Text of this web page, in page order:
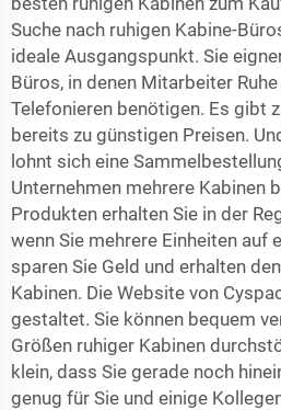
Suche nach ruhigen Kabine-
ideale Ausgangspunkt. Sie
Büros, in denen Mitarbeiter
Telefonieren benötigen. Es gibt
bereits zu günstigen Preisen.
lohnt sich eine
Unternehmen mehrere Kabinen
Produkten erhalten Sie in der
wenn Sie mehrere Einheiten auf
sparen Sie Geld und erhalten
Kabinen. Die Website von
gestaltet. Sie können bequem
Größen ruhiger Kabinen
klein, dass Sie gerade noch
genug für Sie und einige